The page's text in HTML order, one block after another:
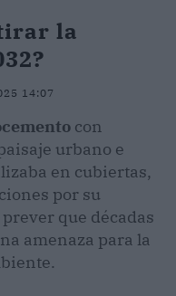
la
14:07
con
urbano e
en cubiertas,
por su
que décadas
amenaza para la